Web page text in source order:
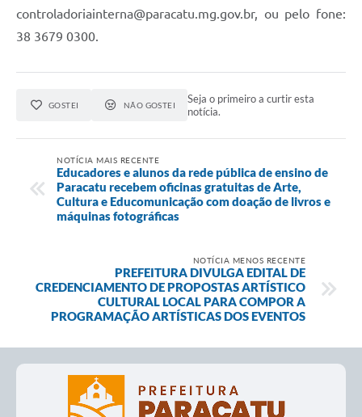
controladoriainterna@paracatu.mg.gov.br, ou pelo fone:
38 3679 0300.
GOSTEI NÃO GOSTEI
Seja o primeiro a curtir esta
notícia.
NOTÍCIA MAIS RECENTE
Educadores e alunos da rede pública de ensino de
Paracatu recebem oficinas gratuitas de Arte,
Cultura e Educomunicação com doação de livros e
máquinas fotográficas
NOTÍCIA MENOS RECENTE
PREFEITURA DIVULGA EDITAL DE
CREDENCIAMENTO DE PROPOSTAS ARTÍSTICO
CULTURAL LOCAL PARA COMPOR A
PROGRAMAÇÃO ARTÍSTICAS DOS EVENTOS